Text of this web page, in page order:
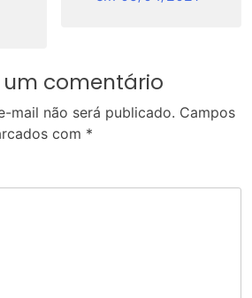
um comentário
mail não será publicado. Campos
com *